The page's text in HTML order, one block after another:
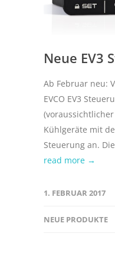
Neue EV3
Ab Februar neu:
EVCO EV3
Kühlgeräte mit
Steuerung an.
read more →
1. FEBRUAR 2017
NEUE PRODUKTE